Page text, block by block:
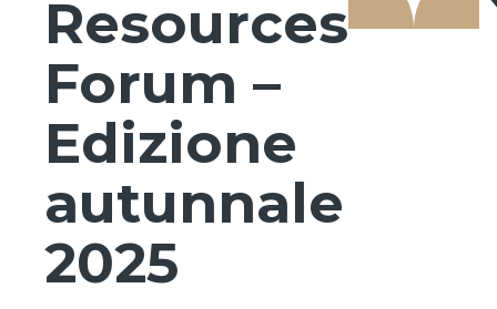
Resources
Forum –
Edizione
autunnale
2025